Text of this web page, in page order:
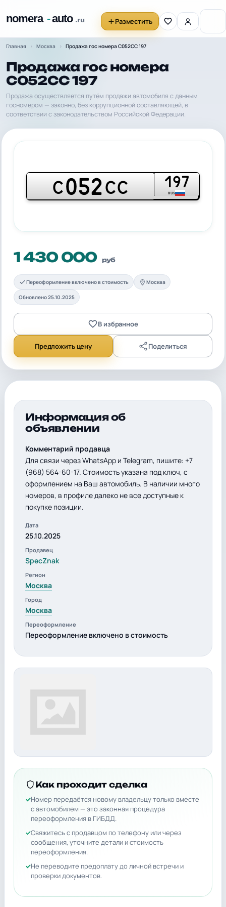
Разместить
Главная Москва Продажа гос номера С052СС 197
Продажа гос номера
С052СС 197
Продажа осуществляется путём продажи автомобиля с данным
госномером — законно, без коррупционной составляющей, в
соответствии с законодательством Российской Федерации.
С052СС 197
RUS
1 430 000 руб
Переоформление включено в стоимость Москва
Обновлено 25.10.2025
В избранное
Предложить цену Поделиться
Информация об
объявлении
Комментарий продавца
Для связи через WhatsApp и Telegram, пишите: +7
(968) 564-60-17. Стоимость указана под ключ, с
оформлением на Ваш автомобиль. В наличии много
номеров, в профиле далеко не все доступные к
покупке позиции.
Дата
25.10.2025
Продавец
SpecZnak
Регион
Москва
Город
Москва
Переоформление
Переоформление включено в стоимость
Как проходит сделка
Номер передаётся новому владельцу только вместе
с автомобилем — это законная процедура
переоформления в ГИБДД.
Свяжитесь с продавцом по телефону или через
сообщения, уточните детали и стоимость
переоформления.
Не переводите предоплату до личной встречи и
проверки документов.